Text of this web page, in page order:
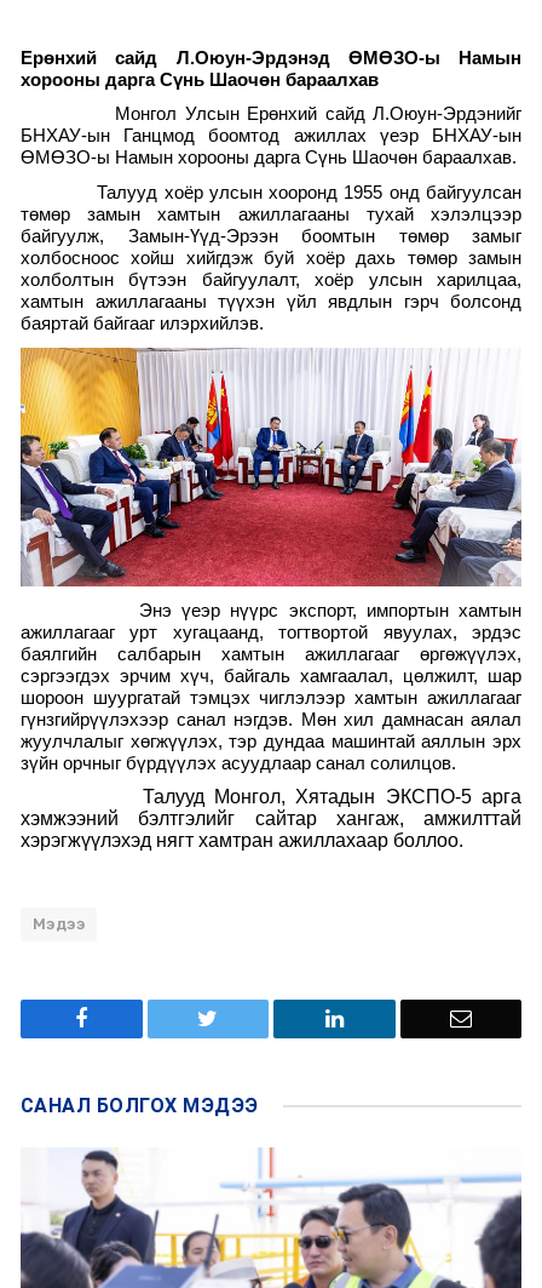
Ерөнхий сайд Л.Оюун-Эрдэнэд ӨМӨЗО-ы Намын
хорооны дарга Сүнь Шаочөн бараалхав
Монгол Улсын Ерөнхий сайд Л.Оюун-Эрдэнийг
БНХАУ-ын Ганцмод боомтод ажиллах үеэр БНХАУ-ын
ӨМӨЗО-ы Намын хорооны дарга Сүнь Шаочөн бараалхав.
Талууд хоёр улсын хооронд 1955 онд байгуулсан
төмөр замын хамтын ажиллагааны тухай хэлэлцээр
байгуулж, Замын-Үүд-Эрээн боомтын төмөр замыг
холбосноос хойш хийгдэж буй хоёр дахь төмөр замын
холболтын бүтээн байгуулалт, хоёр улсын харилцаа,
хамтын ажиллагааны түүхэн үйл явдлын гэрч болсонд
баяртай байгааг илэрхийлэв.
Энэ үеэр нүүрс экспорт, импортын хамтын
ажиллагааг урт хугацаанд, тогтвортой явуулах, эрдэс
баялгийн салбарын хамтын ажиллагааг өргөжүүлэх,
сэргээгдэх эрчим хүч, байгаль хамгаалал, цөлжилт, шар
шороон шуургатай тэмцэх чиглэлээр хамтын ажиллагааг
гүнзгийрүүлэхээр санал нэгдэв. Мөн хил дамнасан аялал
жуулчлалыг хөгжүүлэх, тэр дундаа машинтай аяллын эрх
зүйн орчныг бүрдүүлэх асуудлаар санал солилцов.
Талууд Монгол, Хятадын ЭКСПО-5 арга
хэмжээний бэлтгэлийг сайтар хангаж, амжилттай
хэрэгжүүлэхэд нягт хамтран ажиллахаар боллоо.
Мэдээ
САНАЛ БОЛГОХ МЭДЭЭ